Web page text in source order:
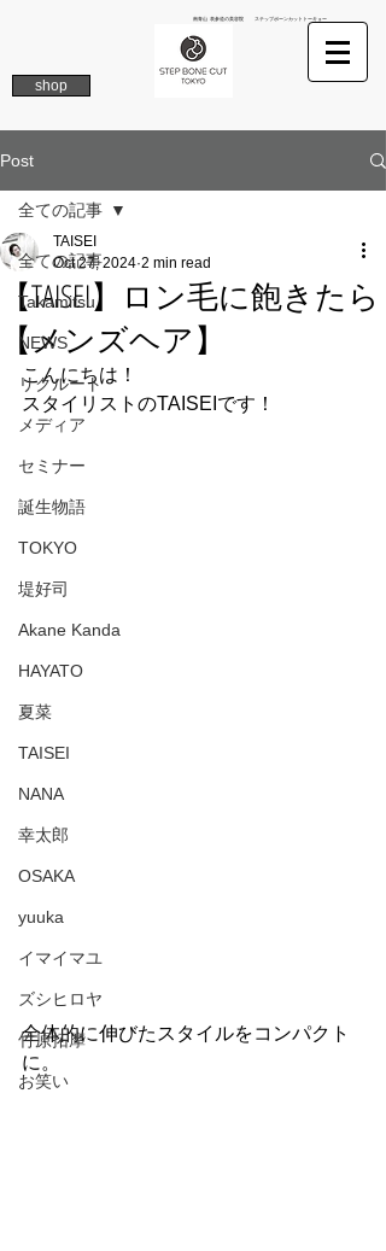
南青山 表参道の美容院 ステップボーンカットトーキョー
shop
Post
全ての記事
Takamitsu
NEWS
リクルート
メディア
セミナー
誕生物語
TOKYO
堤好司
Akane Kanda
HAYATO
夏菜
TAISEI
NANA
幸太郎
OSAKA
yuuka
イマイマユ
ズシヒロヤ
竹原拓摩
お笑い
全ての記事
【TAISEI】ロン毛に飽きたら
【メンズヘア】
TAISEI
Oct 27, 2024 2 min read
こんにちは！
スタイリストのTAISEIです！
全体的に伸びたスタイルをコンパクト
に。